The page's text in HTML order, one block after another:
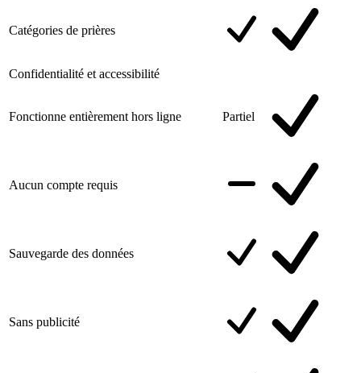
Catégories de prières
Confidentialité et accessibilité
Fonctionne entièrement hors ligne Partiel
Aucun compte requis
Sauvegarde des données
Sans publicité